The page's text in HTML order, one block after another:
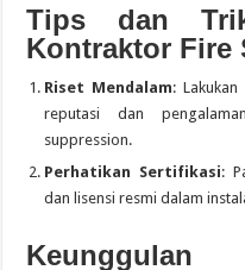
Tips dan
Kontraktor Fire
Riset Mendalam:
reputasi dan
suppression.
Perhatikan Sertifikasi:
dan lisensi resmi dalam